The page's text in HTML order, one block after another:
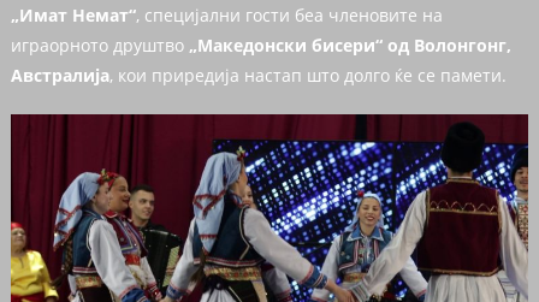
„Имат Немат“, специјални гости беа членовите на
играорното друштво „Македонски бисери“ од Волонгонг,
Австралија, кои приредија настап што долго ќе се памети.